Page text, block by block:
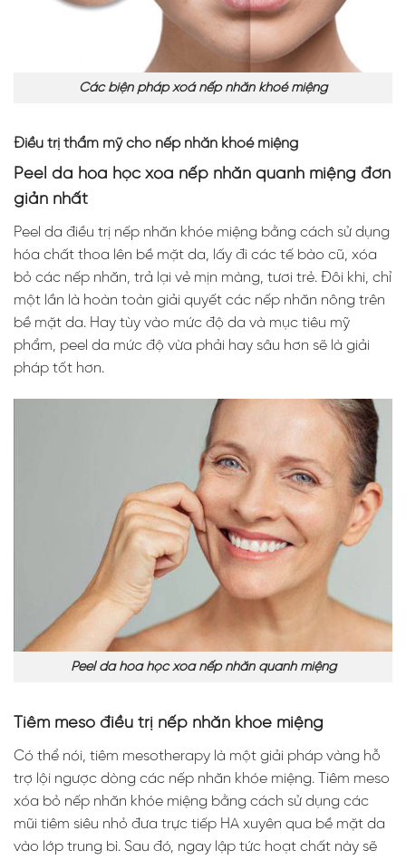
Các biện pháp xoá nếp nhăn khoé miệng
Điều trị thẩm mỹ cho nếp nhăn khoé miệng
Peel da hóa học xóa nếp nhăn quanh miệng đơn
giản nhất
Peel da điều trị nếp nhăn khóe miệng bằng cách sử dụng
hóa chất thoa lên bề mặt da, lấy đi các tế bào cũ, xóa
bỏ các nếp nhăn, trả lại vẻ mịn màng, tươi trẻ. Đôi khi, chỉ
một lần là hoàn toàn giải quyết các nếp nhăn nông trên
bề mặt da. Hay tùy vào mức độ da và mục tiêu mỹ
phẩm, peel da mức độ vừa phải hay sâu hơn sẽ là giải
pháp tốt hơn.
Peel da hóa học xóa nếp nhăn quanh miệng
Tiêm meso điều trị nếp nhăn khóe miệng
Có thể nói, tiêm mesotherapy là một giải pháp vàng hỗ
trợ lội ngược dòng các nếp nhăn khóe miệng. Tiêm meso
xóa bỏ nếp nhăn khóe miệng bằng cách sử dụng các
mũi tiêm siêu nhỏ đưa trực tiếp HA xuyên qua bề mặt da
vào lớp trung bì. Sau đó, ngay lập tức hoạt chất này sẽ